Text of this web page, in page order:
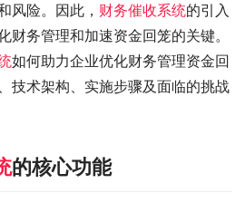
风险。因此， 财务催收系统的引入
财务管理和加速资金回笼的关键。
如何助力企业优化财务管理资金回
技术架构、实施步骤及面临的挑战
的核心功能